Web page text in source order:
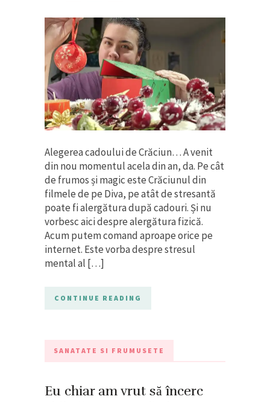
Alegerea cadoului de Crăciun… A venit
din nou momentul acela din an, da. Pe cât
de frumos și magic este Crăciunul din
filmele de pe Diva, pe atât de stresantă
poate fi alergătura după cadouri. Și nu
vorbesc aici despre alergătura fizică.
Acum putem comand aproape orice pe
internet. Este vorba despre stresul
mental al […]
CONTINUE READING
SANATATE SI FRUMUSETE
Eu chiar am vrut să încerc